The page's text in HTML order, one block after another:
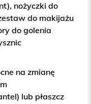
nożyczki do
do makijażu
do golenia
na zmianę
lub płaszcz